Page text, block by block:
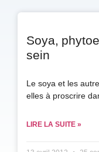
Soya,
sein
Le soya et les
elles à proscrire
LIRE LA SUITE »